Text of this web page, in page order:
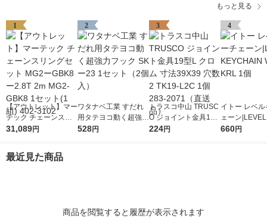
もっと見る
1
【アウトレット】マー
テック チェーンスリ
ングセット MG2ーGB
-3102
31,089円
2
ワタナベ工業 すだれ
用タテヨコ動く超強力
フック SKー23 1セッ
528円
3
トラスコ中山 TRUSC
O ジョイント金具19
型L クロム 寸法39X3
224円
4
イトー レベ
ェーン
HAIN WN-
660円
最近見た商品
商品を閲覧すると履歴が表示されます